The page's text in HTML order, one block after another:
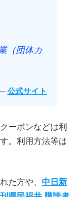
（団体カ
公式サイト
ーポンなどは利
。利用方法等は
た方や、 中日新